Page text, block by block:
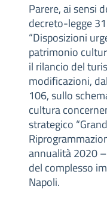
Parere, ai sensi
decreto-legge
“Disposizioni
patrimonio
il rilancio del
modificazioni,
106, sullo
cultura
strategico
annualità 2020
del complesso
Napoli.